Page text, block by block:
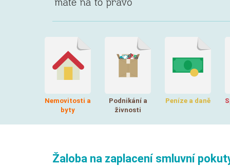
Nemovitosti a
byty
Podnikání a
živnosti
Peníze a daně
Žaloba na zaplacení smluvní